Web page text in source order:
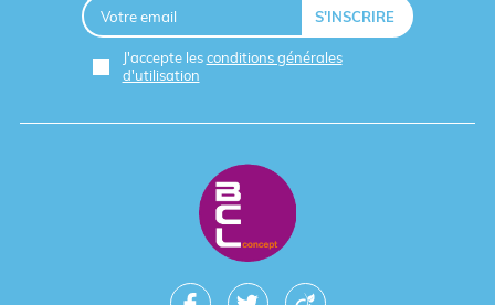
J'accepte lesconditions générales
d'utilisation